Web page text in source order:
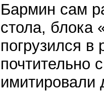
Бармин сам
стола, блока
погрузился
почтительно
имитировали